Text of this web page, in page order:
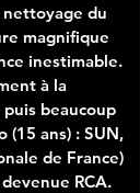
nettoyage du
magnifique
inestimable.
à la
puis beaucoup
(15 ans) : SUN,
de France)
RCA.